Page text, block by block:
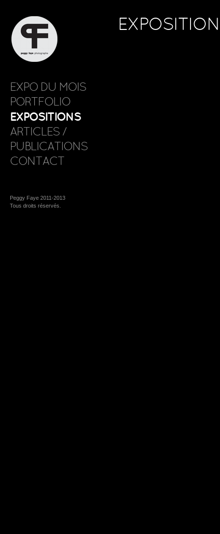
EXPO DU MOIS
PORTFOLIO
EXPOSITIONS
ARTICLES /
PUBLICATIONS
CONTACT
Peggy Faye 2011-2013
Tous droits réservés.